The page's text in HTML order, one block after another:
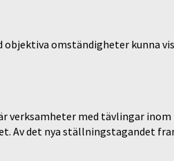
omständigheter kunna
verksamheter med tävlingar inom
Av det nya ställningstagandet